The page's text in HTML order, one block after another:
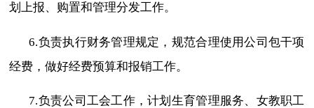
划上报、购置和管理分发工作。
6.负责执行财务管理规定，规范合理使用公司包干项
经费，做好经费预算和报销工作。
7.负责公司工会工作，计划生育管理服务、女教职工